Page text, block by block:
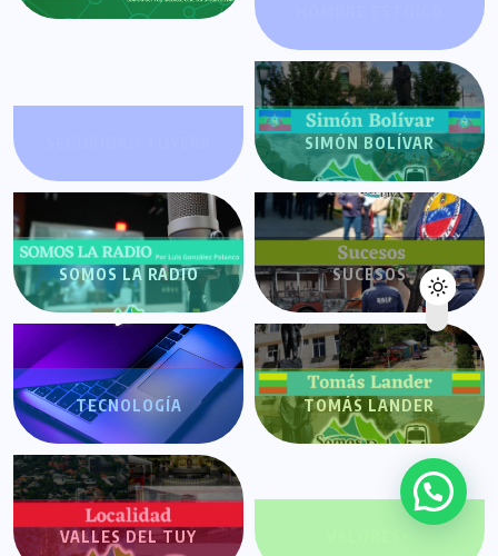
SIMÓN BOLÍVAR
SOMOS LA RADIO SUCESOS
TECNOLOGÍA TOMÁS LANDER
VALLES DEL TUY